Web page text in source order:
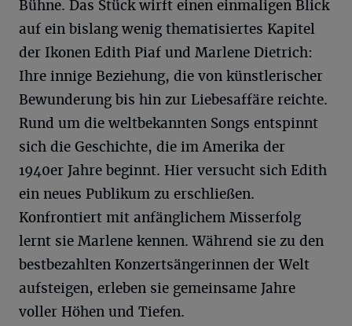
Bühne. Das Stück wirft einen einmaligen Blick
auf ein bislang wenig thematisiertes Kapitel
der Ikonen Edith Piaf und Marlene Dietrich:
Ihre innige Beziehung, die von künstlerischer
Bewunderung bis hin zur Liebesaffäre reichte.
Rund um die weltbekannten Songs entspinnt
sich die Geschichte, die im Amerika der
1940er Jahre beginnt. Hier versucht sich Edith
ein neues Publikum zu erschließen.
Konfrontiert mit anfänglichem Misserfolg
lernt sie Marlene kennen. Während sie zu den
bestbezahlten Konzertsängerinnen der Welt
aufsteigen, erleben sie gemeinsame Jahre
voller Höhen und Tiefen.